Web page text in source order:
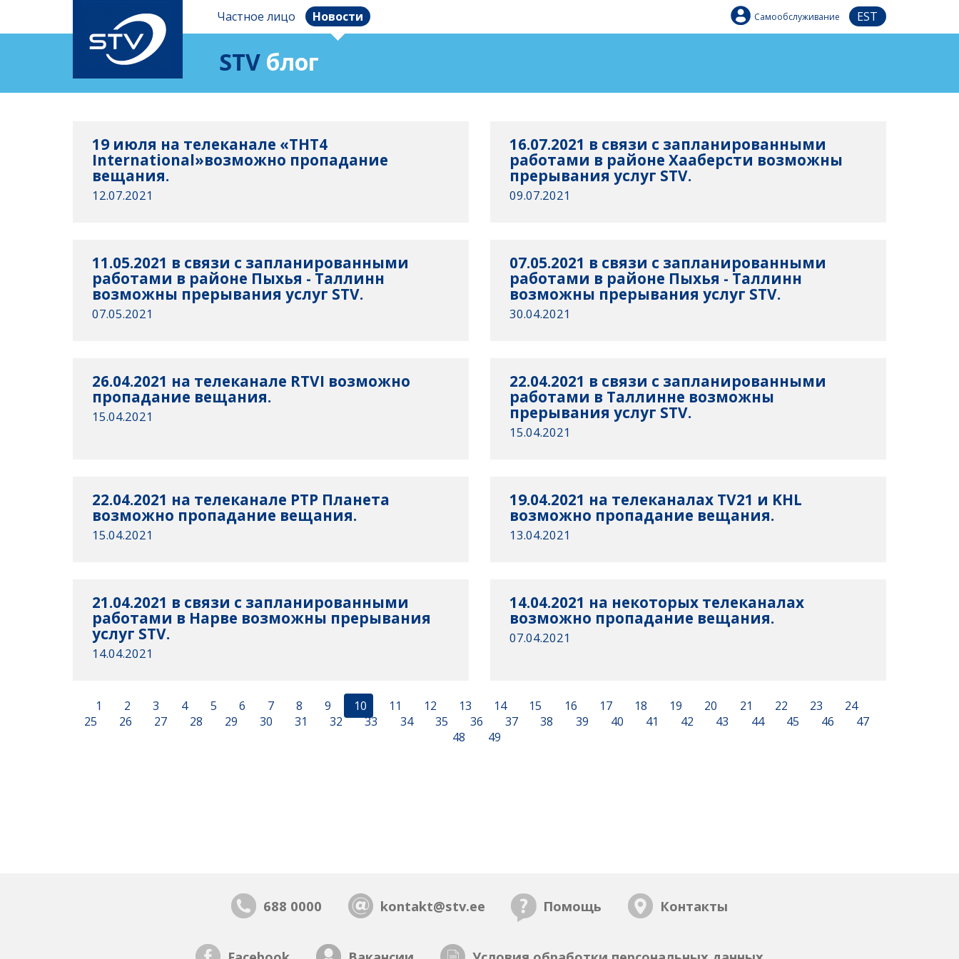
Частное лицо Новости Самообслуживание EST
STV блог
19 июля на телеканале «THT4
International»возможно пропадание
вещания.
12.07.2021
16.07.2021 в связи с запланированными
работами в районе Хааберсти возможны
прерывания услуг STV.
09.07.2021
11.05.2021 в связи с запланированными
работами в районе Пыхья - Таллинн
возможны прерывания услуг STV.
07.05.2021
07.05.2021 в связи с запланированными
работами в районе Пыхья - Таллинн
возможны прерывания услуг STV.
30.04.2021
26.04.2021 на телеканале RTVI возможно
пропадание вещания.
15.04.2021
22.04.2021 в связи с запланированными
работами в Таллинне возможны
прерывания услуг STV.
15.04.2021
22.04.2021 на телеканале РТР Планета
возможно пропадание вещания.
15.04.2021
19.04.2021 на телеканалах TV21 и KHL
возможно пропадание вещания.
13.04.2021
21.04.2021 в связи с запланированными
работами в Нарве возможны прерывания
услуг STV.
14.04.2021
14.04.2021 на некоторых телеканалах
возможно пропадание вещания.
07.04.2021
1 2 3 4 5 6 7 8 9 10 11 12 13 14 15 16 17 18 19 20 21 22 23
24
25
26 27 28 29 30 31 32 33 34 35 36 37 38 39 40 41 42 43 44 45 46
47
48
49
688 0000 kontakt@stv.ee Помощь Контакты